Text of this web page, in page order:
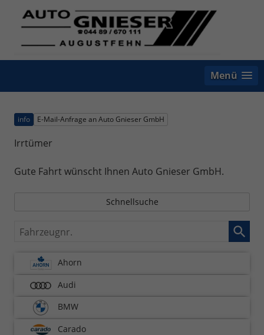
Menü
info E-Mail-Anfrage an Auto Gnieser GmbH
Irrtümer
Gute Fahrt wünscht Ihnen Auto Gnieser GmbH.
Schnellsuche
Fahrzeugnr.
Ahorn
Audi
BMW
Carado